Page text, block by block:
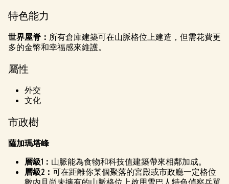
特色能力
世界屋脊： 所有倉庫建築可在山脈格位上建造，但需花費更
多的金幣和幸福感來維護。
屬性
外交
文化
市政樹
薩加瑪塔峰
層級1： 山脈能為食物和科技值建築帶來相鄰加成。
層級2： 可在距離你某個聚落的宮殿或市政廳一定格位